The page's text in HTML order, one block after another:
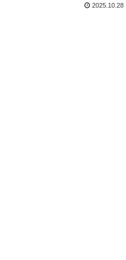
無断使用”の問題を追及
2025.10.28